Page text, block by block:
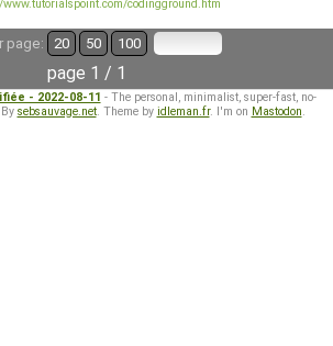
www.tutorialspoint.com/codingground.htm
page: 20 50 100
page 1 / 1
- 2022-08-11 - The personal, minimalist, super-fast, no-
sebsauvage.net. Theme by idleman.fr. I'm on Mastodon.